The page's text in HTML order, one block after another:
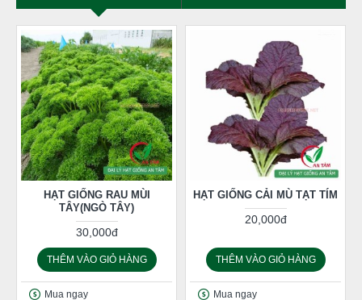
HẠT GIỐNG RAU MÙI
TÂY(NGÒ TÂY)
30,000đ
THÊM VÀO GIỎ HÀNG
Mua ngay
HẠT GIỐNG CẢI MÙ TẠT TÍM
20,000đ
THÊM VÀO GIỎ HÀNG
Mua ngay